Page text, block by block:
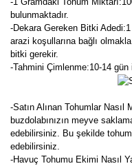
bulunmaktadır.
-Dekara Gereken Bitki
arazi koşullarına bağlı
bitki gerekir.
-Tahmini Çimlenme:10-14
-Satın Alınan Tohumlar Nasıl
buzdolabınızın meyve
edebilirsiniz. Bu şekilde
edebilirsiniz.
-Havuç Tohumu Ekimi Nasıl